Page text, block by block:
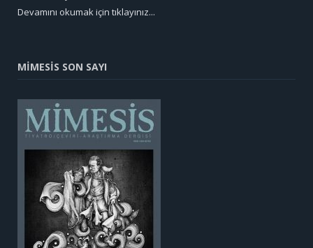
Devamını okumak için tıklayınız...
MİMESİS SON SAYI